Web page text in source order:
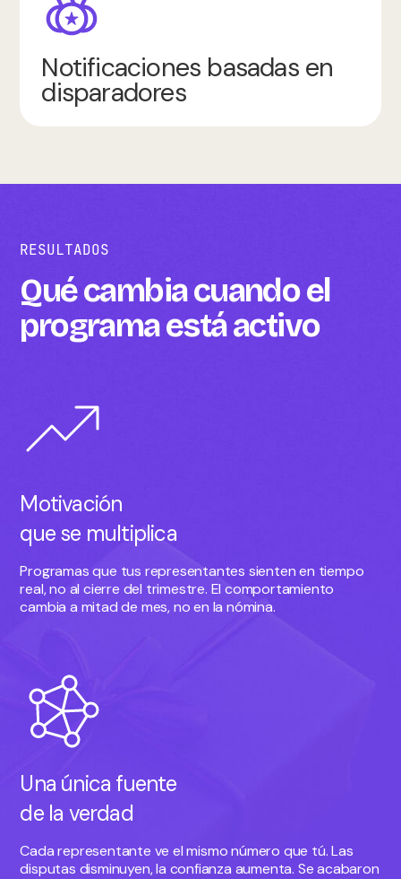
Notificaciones basadas en
disparadores
RESULTADOS
Qué cambia cuando el
programa está activo
Motivación
que se multiplica
Programas que tus representantes sienten en tiempo
real, no al cierre del trimestre. El comportamiento
cambia a mitad de mes, no en la nómina.
Una única fuente
de la verdad
Cada representante ve el mismo número que tú. Las
disputas disminuyen, la confianza aumenta. Se acabaron